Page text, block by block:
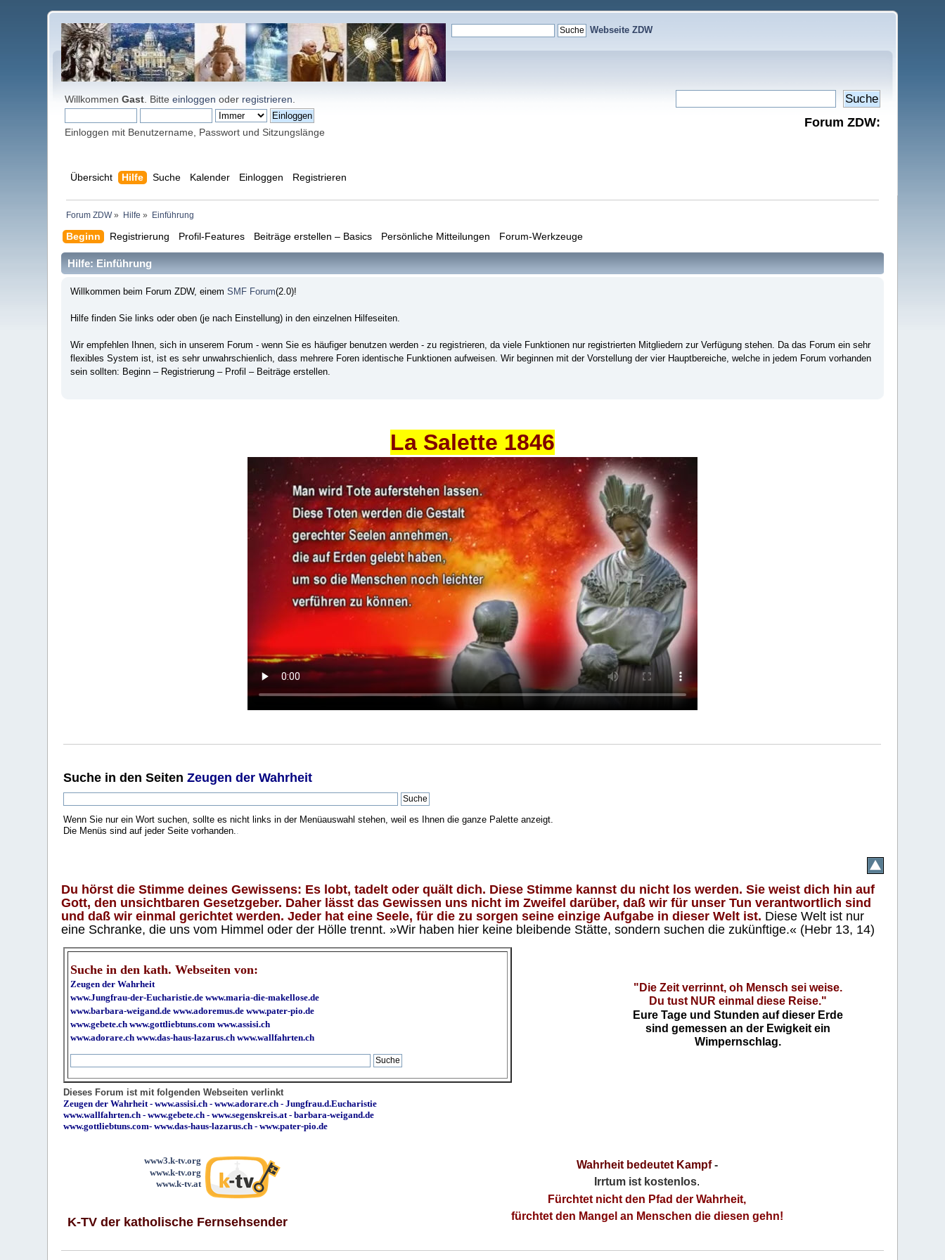
Webseite ZDW
WillkommenGast . Bitteeinloggen oder registrieren
Einloggen mit Benutzername, Passwort und Sitzungslänge
Forum ZDW:
Übersicht Hilfe Suche Kalender Einloggen Registrieren
Forum ZDW» Hilfe » Einführung
Beginn Registrierung Profil-Features Beiträge erstellen – Basics Persönliche Mitteilungen Forum-Werkzeuge
Hilfe: Einführung
Willkommen beim Forum ZDW, einem SMF Forum(2.0)!
Hilfe finden Sie links oder oben (je nach Einstellung) in den einzelnen Hilfeseiten.
Wir empfehlen Ihnen, sich in unserem Forum - wenn Sie es häufiger benutzen werden - zu registrieren, da viele Funktionen nur registrierten Mitgliedern zur Verfügung stehen. Da das Forum ein sehr
flexibles System ist, ist es sehr unwahrschienlich, dass mehrere Foren identische Funktionen aufweisen. Wir beginnen mit der Vorstellung der vier Hauptbereiche, welche in jedem Forum vorhanden
sein sollten: Beginn – Registrierung – Profil – Beiträge erstellen.
La Salette 1846
Suche in den SeitenZeugen der Wahrheit
Wenn Sie nur ein Wort suchen, sollte es nicht links in der Menüauswahl stehen, weil es Ihnen die ganze Palette anzeigt.
Die Menüs sind auf jeder Seite vorhanden..
Du hörst die Stimme deines Gewissens: Es lobt, tadelt oder quält dich. Diese Stimme kannst du nicht los werden. Sie weist dich hin auf
Gott, den unsichtbaren Gesetzgeber. Daher lässt das Gewissen uns nicht im Zweifel darüber, daß wir für unser Tun verantwortlich sind
und daß wir einmal gerichtet werden. Jeder hat eine Seele, für die zu sorgen seine einzige Aufgabe in dieser Welt ist. Diese Welt ist nur
eine Schranke, die uns vom Himmel oder der Hölle trennt. »Wir haben hier keine bleibende Stätte, sondern suchen die zukünftige.« (Hebr 13, 14)
Suche in den kath. Webseiten von:
Zeugen der Wahrheit
www.Jungfrau-der-Eucharistie.de www.maria-die-makellose.de
www.barbara-weigand.de www.adoremus.de www.pater-pio.de
www.gebete.ch www.gottliebtuns.com www.assisi.ch
www.adorare.ch www.das-haus-lazarus.ch www.wallfahrten.ch
"Die Zeit verrinnt, oh Mensch sei weise.
Du tust NUR einmal diese Reise."
Eure Tage und Stunden auf dieser Erde
sind gemessen an der Ewigkeit ein
Wimpernschlag.
Dieses Forum ist mit folgenden Webseiten verlinkt
Zeugen der Wahrheit-www.assisi.ch -www.adorare.ch -Jungfrau.d.Eucharistie
www.wallfahrten.ch -www.gebete.ch -www.segenskreis.at-barbara-weigand.de
www.gottliebtuns.com-www.das-haus-lazarus.ch - www.pater-pio.de
www3.k-tv.org
www.k-tv.org
www.k-tv.at
K-TV der katholische Fernsehsender
Wahrheit bedeutet Kampf-
Irrtum ist kostenlos.
Fürchtet nicht den Pfad der Wahrheit,
fürchtet den Mangel an Menschen die diesen gehn!